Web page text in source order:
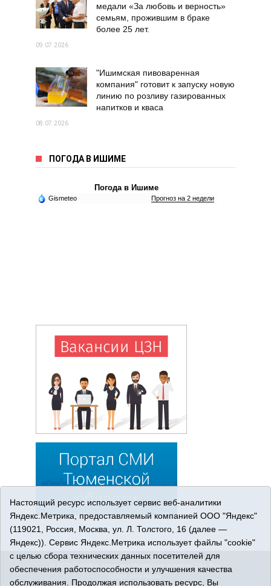
медали «За любовь и верность»
семьям, прожившим в браке
более 25 лет.
09.07.2026
"Ишимская пивоваренная
компания" готовит к запуску новую
линию по розливу газированных
напитков и кваса
08.07.2026
ПОГОДА В ИШИМЕ
Погода в Ишиме
Gismeteo Прогноз на 2 недели
© 2026 Сетевое издание «Ишимская правда». 16+. Все
права защищены.
Настоящий ресурс использует сервис веб-аналитики
Яндекс.Метрика, предоставляемый компанией ООО "Яндекс"
(119021, Россия, Москва, ул. Л. Толстого, 16 (далее —
Яндекс)). Сервис Яндекс.Метрика использует файлы "cookie"
с целью сбора технических данных посетителей для
обеспечения работоспособности и улучшения качества
обслуживания. Продолжая использовать ресурс, Вы